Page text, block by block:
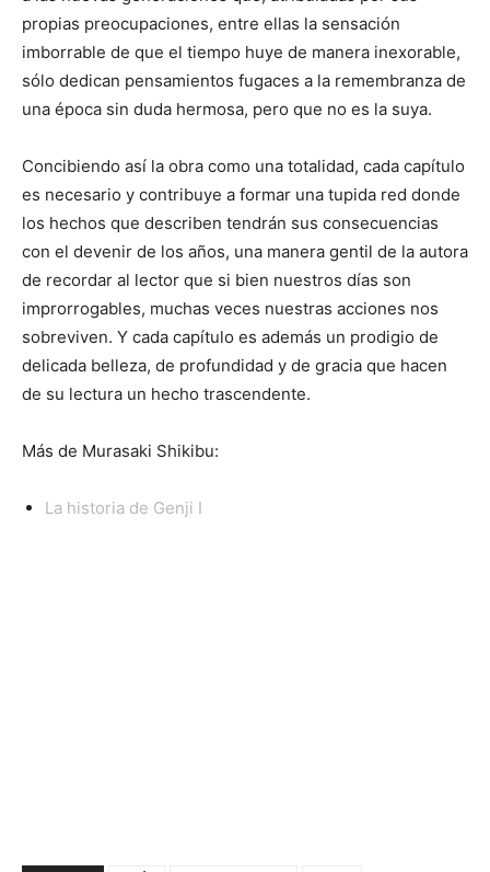
propias preocupaciones, entre ellas la sensación
imborrable de que el tiempo huye de manera inexorable,
sólo dedican pensamientos fugaces a la remembranza de
una época sin duda hermosa, pero que no es la suya.
Concibiendo así la obra como una totalidad, cada capítulo
es necesario y contribuye a formar una tupida red donde
los hechos que describen tendrán sus consecuencias
con el devenir de los años, una manera gentil de la autora
de recordar al lector que si bien nuestros días son
improrrogables, muchas veces nuestras acciones nos
sobreviven. Y cada capítulo es además un prodigio de
delicada belleza, de profundidad y de gracia que hacen
de su lectura un hecho trascendente.
Más de Murasaki Shikibu:
La historia de Genji I